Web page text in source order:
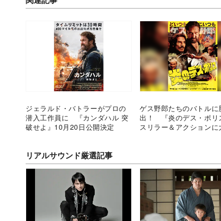
ジェラルド・バトラーがプロの
潜入工作員に 『カンダハル 突
破せよ』10月20日公開決定
ゲス野郎たちのバトルに
出！ 『炎のデス・ポリ
スリラー＆アクションに
リアルサウンド厳選記事